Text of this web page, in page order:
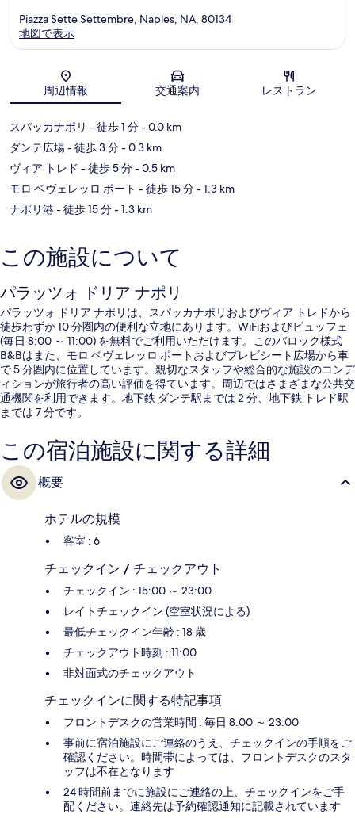
地図
Piazza Sette Settembre, Naples, NA, 80134
地図で表示
周辺情報 交通案内 レストラン
スパッカナポリ - 徒歩 1 分- 0.0 km
ダンテ広場- 徒歩 3 分- 0.3 km
ヴィア トレド - 徒歩 5 分- 0.5 km
モロ ベヴェレッロ ポート - 徒歩 15 分- 1.3 km
ナポリ港- 徒歩 15 分- 1.3 km
この施設について
パラッツォ ドリア ナポリ
パラッツォ ドリア ナポリは、スパッカナポリおよびヴィア トレドから
徒歩わずか 10 分圏内の便利な立地にあります。WiFiおよびビュッフェ
(毎日 8:00 ～ 11:00) を無料でご利用いただけます。このバロック様式
B&Bはまた、モロ ベヴェレッロ ポートおよびプレビシート広場から車
で 5 分圏内に位置しています。親切なスタッフや総合的な施設のコンデ
ィションが旅行者の高い評価を得ています。周辺ではさまざまな公共交
通機関を利用できます。地下鉄 ダンテ駅までは 2 分、地下鉄 トレド駅
までは 7 分です。
この宿泊施設に関する詳細
概要
ホテルの規模
客室 : 6
チェックイン / チェックアウト
チェックイン : 15:00 ～ 23:00
レイトチェックイン (空室状況による)
最低チェックイン年齢 : 18 歳
チェックアウト時刻 : 11:00
非対面式のチェックアウト
チェックインに関する特記事項
フロントデスクの営業時間 : 毎日 8:00 ～ 23:00
事前に宿泊施設にご連絡のうえ、チェックインの手順をご
確認ください。時間帯によっては、フロントデスクのスタ
ッフは不在となります
24 時間前までに施設にご連絡の上、チェックインをご手
配ください。連絡先は予約確認通知に記載されています